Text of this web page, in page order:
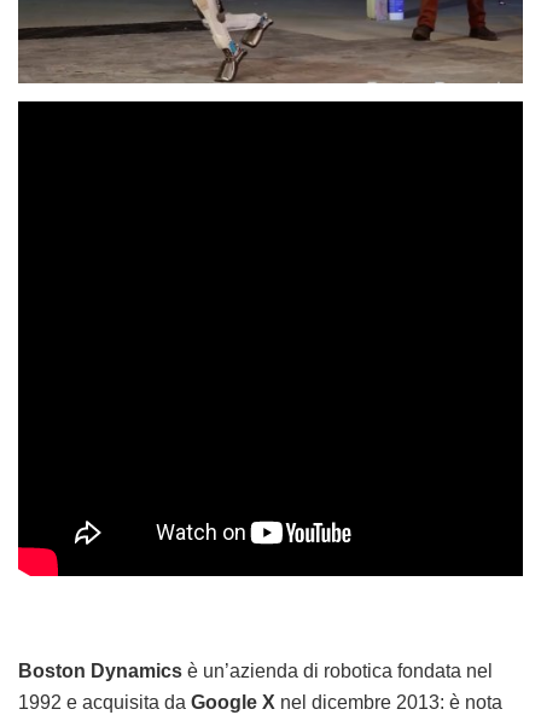
Boston Dynamics è un’azienda di robotica fondata nel
1992 e acquisita da Google X nel dicembre 2013: è nota